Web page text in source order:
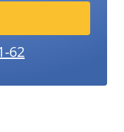
62